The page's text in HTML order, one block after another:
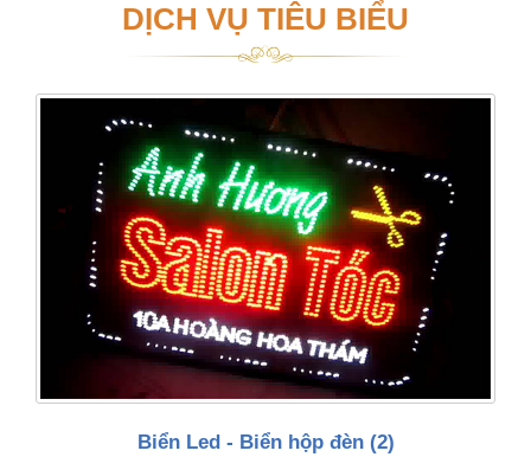
DỊCH VỤ TIÊU BIỂU
Biển Led - Biển hộp đèn (2)